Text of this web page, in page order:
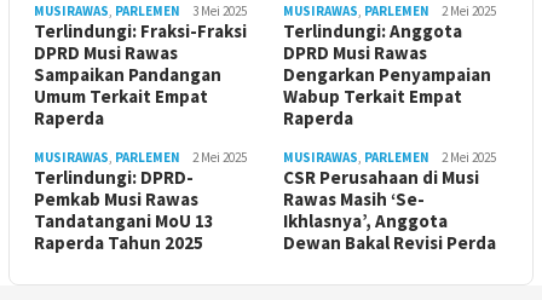
MUSIRAWAS, PARLEMEN 3 Mei 2025
Terlindungi: Fraksi-Fraksi
DPRD Musi Rawas
Sampaikan Pandangan
Umum Terkait Empat
Raperda
MUSIRAWAS, PARLEMEN 2 Mei 2025
Terlindungi: Anggota
DPRD Musi Rawas
Dengarkan Penyampaian
Wabup Terkait Empat
Raperda
MUSIRAWAS, PARLEMEN 2 Mei 2025
Terlindungi: DPRD-
Pemkab Musi Rawas
Tandatangani MoU 13
Raperda Tahun 2025
MUSIRAWAS, PARLEMEN 2 Mei 2025
CSR Perusahaan di Musi
Rawas Masih ‘Se-
Ikhlasnya’, Anggota
Dewan Bakal Revisi Perda ‎